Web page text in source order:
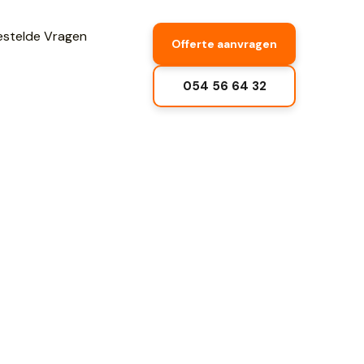
Vragen Offerte aanvragen
054 56 64 32